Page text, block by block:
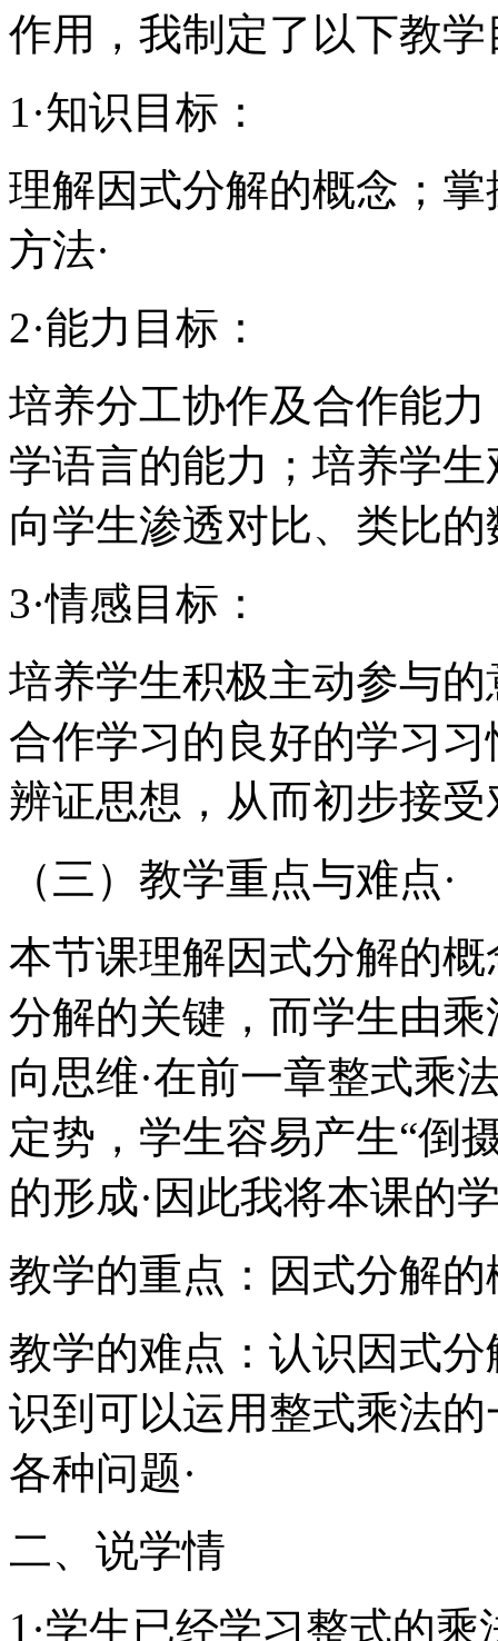
作用，我制定了以下教学
1·知识目标：
理解因式分解的概念；
方法·
2·能力目标：
培养分工协作及合作能
学语言的能力；培养学
向学生渗透对比、类比的
3·情感目标：
培养学生积极主动参与
合作学习的良好的学习
辨证思想，从而初步接受
（三）教学重点与难点·
本节课理解因式分解的
分解的关键，而学生由
向思维·在前一章整式乘
定势，学生容易产生“倒
的形成·因此我将本课的
教学的重点：因式分解的
教学的难点：认识因式
识到可以运用整式乘法
各种问题·
二、说学情
1·学生已经学习整式的